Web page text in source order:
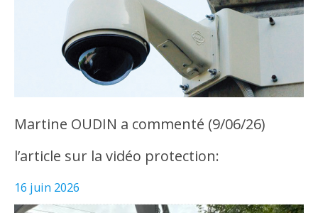
Martine OUDIN a commenté (9/06/26)
l’article sur la vidéo protection:
16 juin 2026